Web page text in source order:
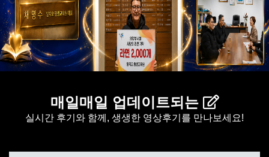
매일매일 업데이트되는
실시간 후기와 함께, 생생한 영상후기를 만나보세요!